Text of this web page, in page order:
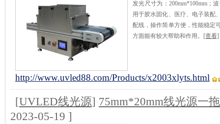
发光尺寸为：200mm*100mm；
用于胶水固化、医疗、电子装配
配线，操作简单方便，性能稳定
方面能有较大帮助和作用。
[查看]
http://www.uvled88.com/Products/x2003xlyts.html
[UVLED线光源] 75mm*20mm线光源一
2023-05-19 ]